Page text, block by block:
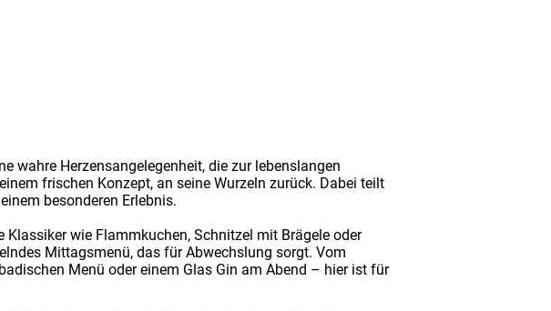
wahre Herzensangelegenheit, die zur lebenslangen
frischen Konzept, an seine Wurzeln zurück. Dabei teilt
besonderen Erlebnis.
wie Flammkuchen, Schnitzel mit Brägele oder
Mittagsmenü, das für Abwechslung sorgt. Vom
Menü oder einem Glas Gin am Abend – hier ist für